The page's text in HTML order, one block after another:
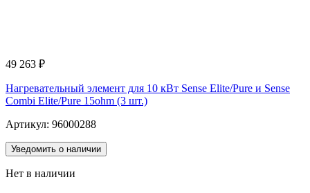
49 263 ₽
Нагревательный элемент для 10 кВт Sense Elite/Pure и Sense
Combi Elite/Pure 15ohm (3 шт.)
Артикул: 96000288
Уведомить о наличии
Нет в наличии